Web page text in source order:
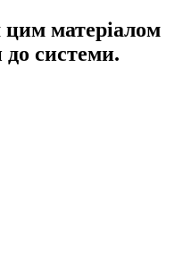
матеріалом
до системи.